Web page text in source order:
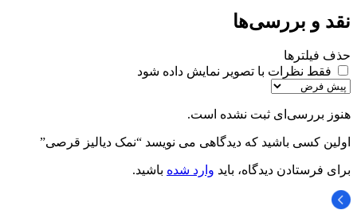
نقد و بررسی‌ها
حذف فیلترها
فقط نظرات با تصویر نمایش داده شود
هنوز بررسی‌ای ثبت نشده است.
اولین کسی باشید که دیدگاهی می نویسد “نمک دیالیز قرصی”
برای فرستادن دیدگاه، باید وارد شده باشید.